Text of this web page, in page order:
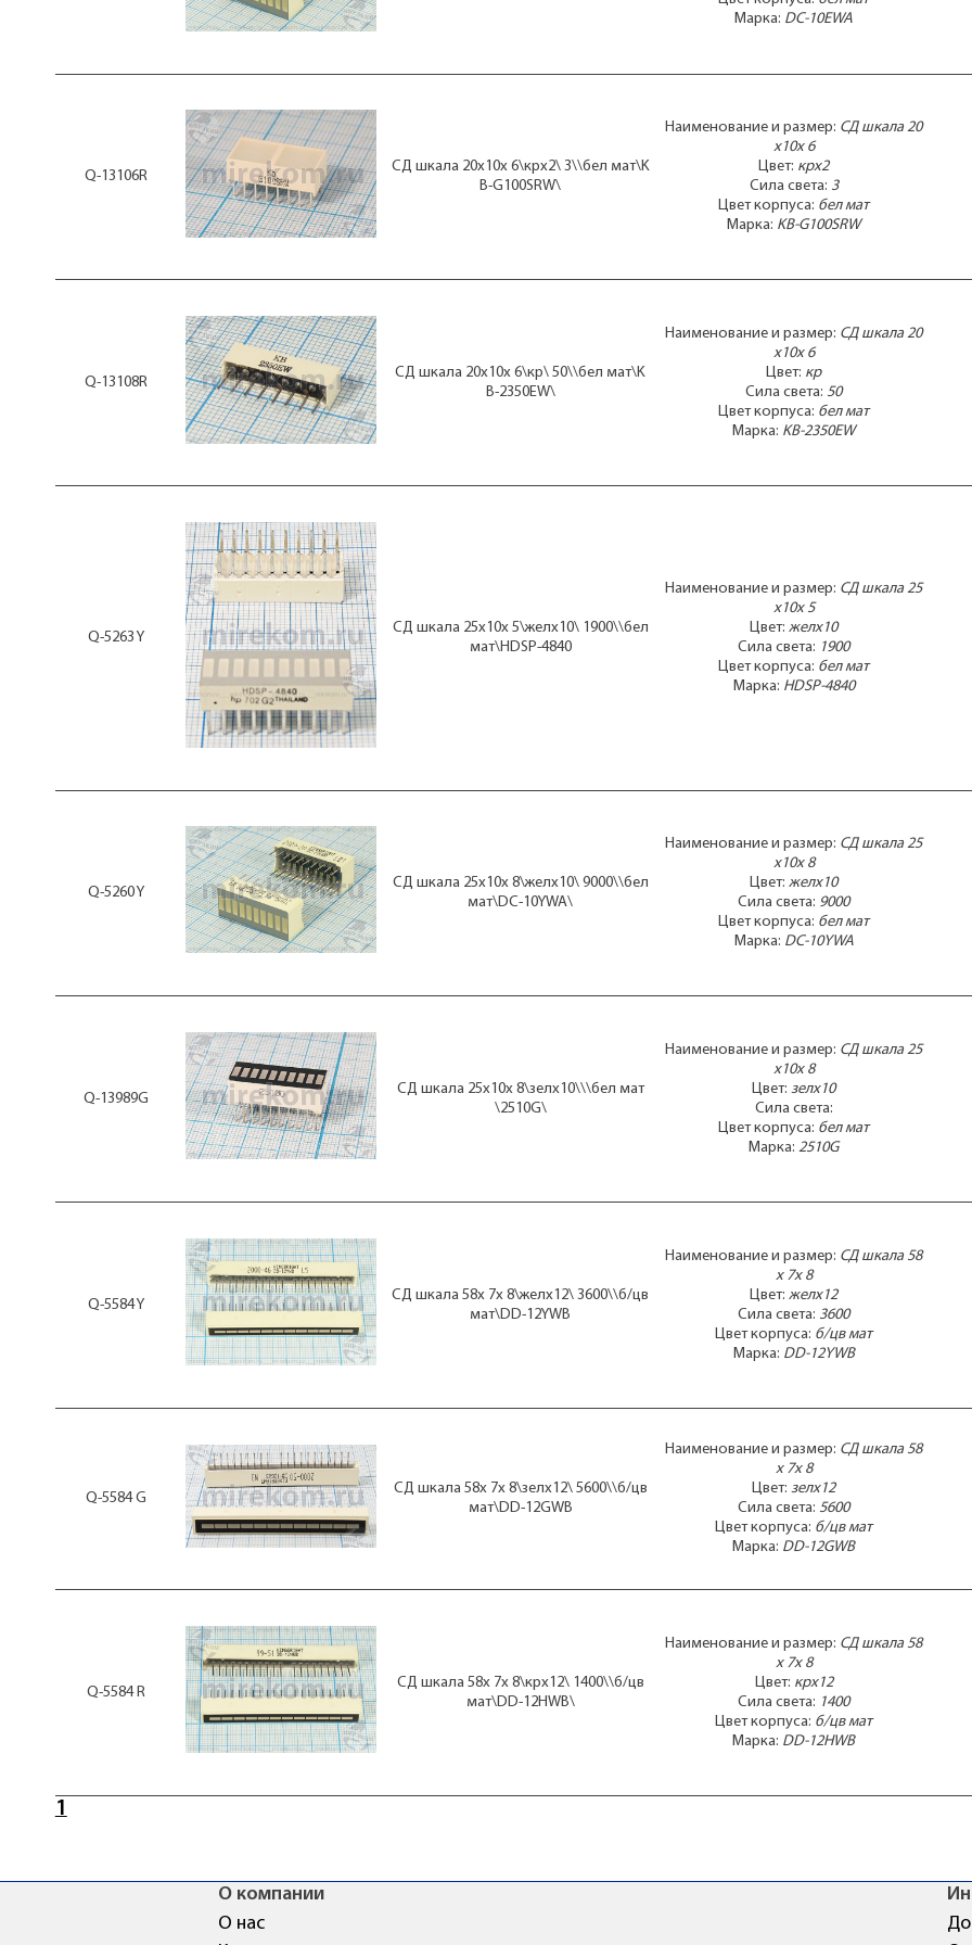
Марка: DC-10EWA
Q-13106R
СД шкала 20x10x 6\крx2\ 3\\бел мат\K
B-G100SRW\
Наименование и размер: СД шкала 20
x10x 6
Цвет: крx2
Сила света: 3
Цвет корпуса: бел мат
Марка: KB-G100SRW
Q-13108R
СД шкала 20x10x 6\кр\ 50\\бел мат\K
B-2350EW\
Наименование и размер: СД шкала 20
x10x 6
Цвет: кр
Сила света: 50
Цвет корпуса: бел мат
Марка: KB-2350EW
Q-5263 Y
СД шкала 25x10x 5\желx10\ 1900\\бел
мат\HDSP-4840
Наименование и размер: СД шкала 25
x10x 5
Цвет:желx10
Сила света: 1900
Цвет корпуса: бел мат
Марка: HDSP-4840
Q-5260 Y
СД шкала 25x10x 8\желx10\ 9000\\бел
мат\DC-10YWA\
Наименование и размер: СД шкала 25
x10x 8
Цвет:желx10
Сила света: 9000
Цвет корпуса: бел мат
Марка: DC-10YWA
Q-13989G
СД шкала 25x10x 8\зелx10\\\бел мат
\2510G\
Наименование и размер: СД шкала 25
x10x 8
Цвет:зелx10
Сила света:
Цвет корпуса: бел мат
Марка:2510G
Q-5584 Y
СД шкала 58x 7x 8\желx12\ 3600\\б/цв
мат\DD-12YWB
Наименование и размер: СД шкала 58
x 7x 8
Цвет:желx12
Сила света: 3600
Цвет корпуса: б/цв мат
Марка: DD-12YWB
Q-5584 G
СД шкала 58x 7x 8\зелx12\ 5600\\б/цв
мат\DD-12GWB
Наименование и размер: СД шкала 58
x 7x 8
Цвет:зелx12
Сила света: 5600
Цвет корпуса: б/цв мат
Марка: DD-12GWB
Q-5584 R
СД шкала 58x 7x 8\крx12\ 1400\\б/цв
мат\DD-12HWB\
Наименование и размер: СД шкала 58
x 7x 8
Цвет: крx12
Сила света: 1400
Цвет корпуса: б/цв мат
Марка: DD-12HWB
1
О компании
О нас